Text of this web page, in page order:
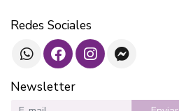
Redes Sociales
Newsletter